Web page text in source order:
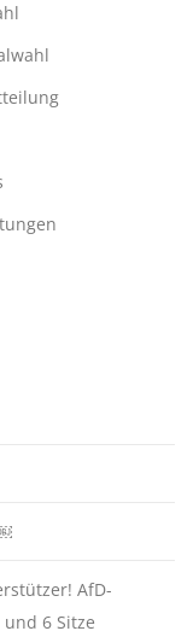
AfD-
6 Sitze